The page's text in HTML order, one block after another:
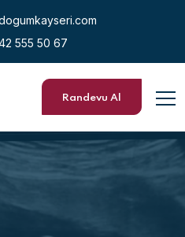
555 50 67
Randevu Al